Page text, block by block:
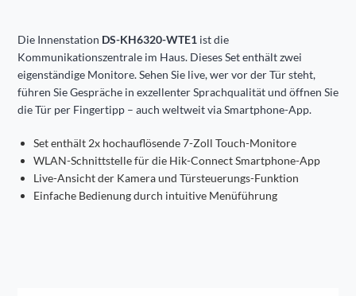
Die Innenstation DS-KH6320-WTE1 ist die
Kommunikationszentrale im Haus. Dieses Set enthält zwei
eigenständige Monitore. Sehen Sie live, wer vor der Tür steht,
führen Sie Gespräche in exzellenter Sprachqualität und öffnen Sie
die Tür per Fingertipp – auch weltweit via Smartphone-App.
Set enthält 2x hochauflösende 7-Zoll Touch-Monitore
WLAN-Schnittstelle für die Hik-Connect Smartphone-App
Live-Ansicht der Kamera und Türsteuerungs-Funktion
Einfache Bedienung durch intuitive Menüführung